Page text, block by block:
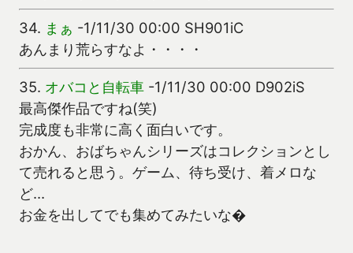
34. まぁ -1/11/30 00:00 SH901iC
あんまり荒らすなよ・・・・
35. オバコと自転車 -1/11/30 00:00 D902iS
最高傑作品ですね(笑)
完成度も非常に高く面白いです。
おかん、おばちゃんシリーズはコレクションとし
て売れると思う。ゲーム、待ち受け、着メロな
ど…
お金を出してでも集めてみたいな�